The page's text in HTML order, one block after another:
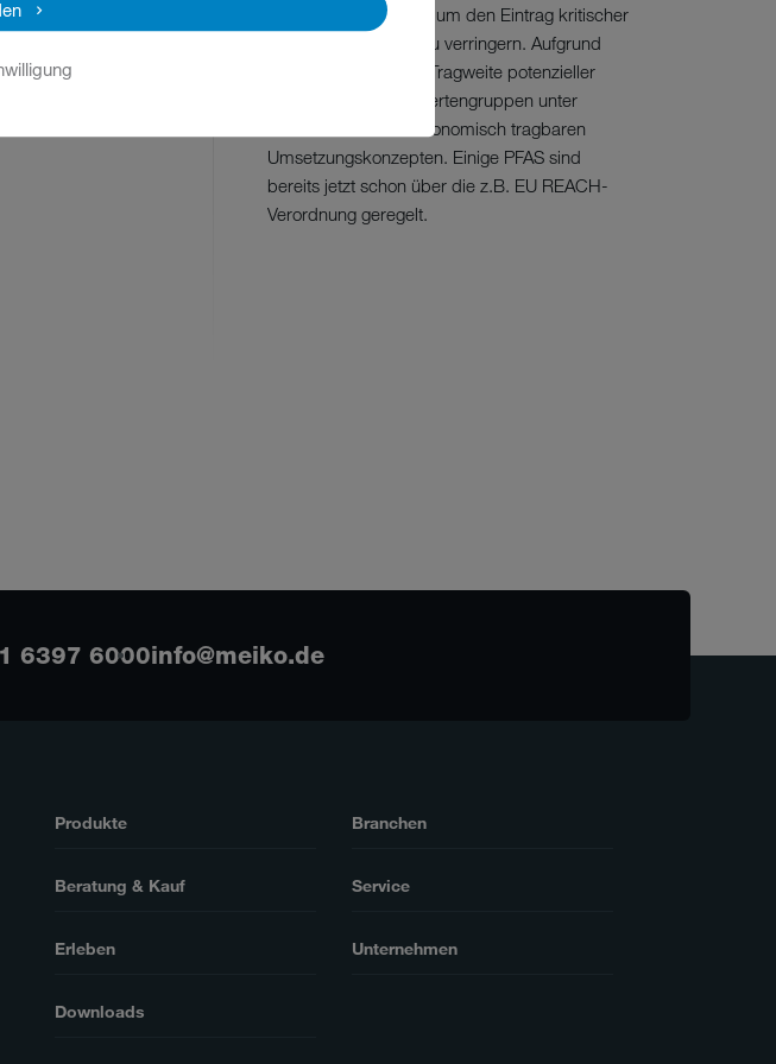
intensiv nach Wegen, um den Eintrag kritischer
PFAS in die Umwelt zu verringern. Aufgrund
der Komplexität und Tragweite potenzieller
Verbote arbeiten Expertengruppen unter
Hochdruck an soziökonomisch tragbaren
Umsetzungskonzepten. Einige PFAS sind
bereits jetzt schon über die z.B. EU REACH-
Verordnung geregelt.
6397 6000info@meiko.de
Produkte Branchen
Beratung & Kauf Service
Erleben Unternehmen
Downloads